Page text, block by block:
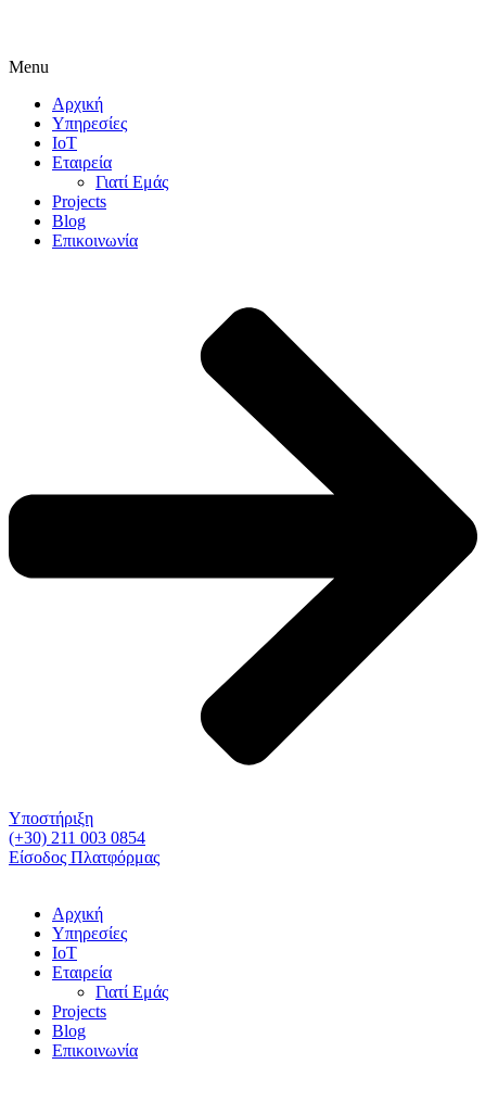
Menu
Αρχική
Υπηρεσίες
IoT
Εταιρεία
Γιατί Εμάς
Projects
Blog
Επικοινωνία
Υποστήριξη
(+30) 211 003 0854
Είσοδος Πλατφόρμας
Αρχική
Υπηρεσίες
IoT
Εταιρεία
Γιατί Εμάς
Projects
Blog
Επικοινωνία